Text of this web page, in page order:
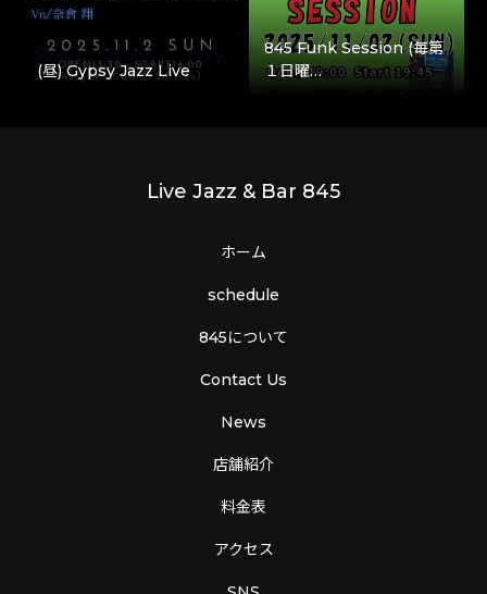
(昼) Gypsy Jazz Live
845 Funk Session (毎第
１日曜…
Live Jazz & Bar 845
ホーム
schedule
845について
Contact Us
News
店舗紹介
料金表
アクセス